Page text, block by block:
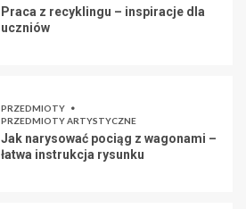
Praca z recyklingu – inspiracje dla
uczniów
PRZEDMIOTY
PRZEDMIOTY ARTYSTYCZNE
Jak narysować pociąg z wagonami –
łatwa instrukcja rysunku